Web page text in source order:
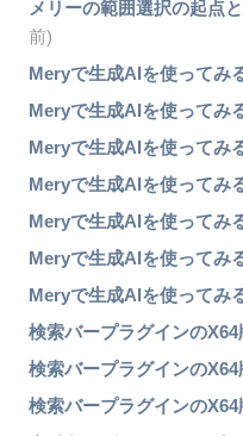
メリーの範囲選択の起点
前)
Meryで生成AIを使ってみ
Meryで生成AIを使ってみ
Meryで生成AIを使ってみ
Meryで生成AIを使ってみ
Meryで生成AIを使ってみ
Meryで生成AIを使ってみ
Meryで生成AIを使ってみ
検索バープラグインのX64
検索バープラグインのX64
検索バープラグインのX64